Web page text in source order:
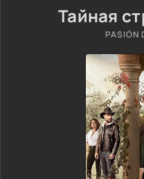
Тайная
PASIÓN